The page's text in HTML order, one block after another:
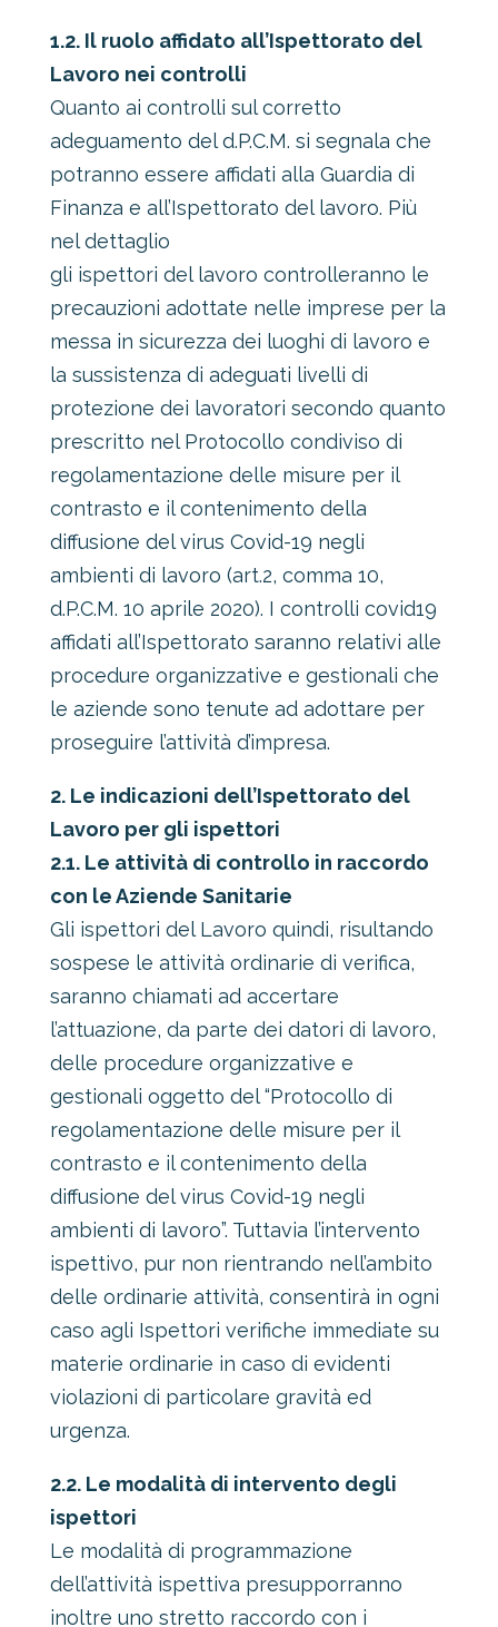
1.2. Il ruolo affidato all’Ispettorato del
Lavoro nei controlli
Quanto ai controlli sul corretto
adeguamento del d.P.C.M. si segnala che
potranno essere affidati alla Guardia di
Finanza e all’Ispettorato del lavoro. Più
nel dettaglio
gli ispettori del lavoro controlleranno le
precauzioni adottate nelle imprese per la
messa in sicurezza dei luoghi di lavoro e
la sussistenza di adeguati livelli di
protezione dei lavoratori secondo quanto
prescritto nel Protocollo condiviso di
regolamentazione delle misure per il
contrasto e il contenimento della
diffusione del virus Covid-19 negli
ambienti di lavoro (art.2, comma 10,
d.P.C.M. 10 aprile 2020). I controlli covid19
affidati all’Ispettorato saranno relativi alle
procedure organizzative e gestionali che
le aziende sono tenute ad adottare per
proseguire l’attività d’impresa.
2. Le indicazioni dell’Ispettorato del
Lavoro per gli ispettori
2.1. Le attività di controllo in raccordo
con le Aziende Sanitarie
Gli ispettori del Lavoro quindi, risultando
sospese le attività ordinarie di verifica,
saranno chiamati ad accertare
l’attuazione, da parte dei datori di lavoro,
delle procedure organizzative e
gestionali oggetto del “Protocollo di
regolamentazione delle misure per il
contrasto e il contenimento della
diffusione del virus Covid-19 negli
ambienti di lavoro”. Tuttavia l’intervento
ispettivo, pur non rientrando nell’ambito
delle ordinarie attività, consentirà in ogni
caso agli Ispettori verifiche immediate su
materie ordinarie in caso di evidenti
violazioni di particolare gravità ed
urgenza.
2.2. Le modalità di intervento degli
ispettori
Le modalità di programmazione
dell’attività ispettiva presupporranno
inoltre uno stretto raccordo con i